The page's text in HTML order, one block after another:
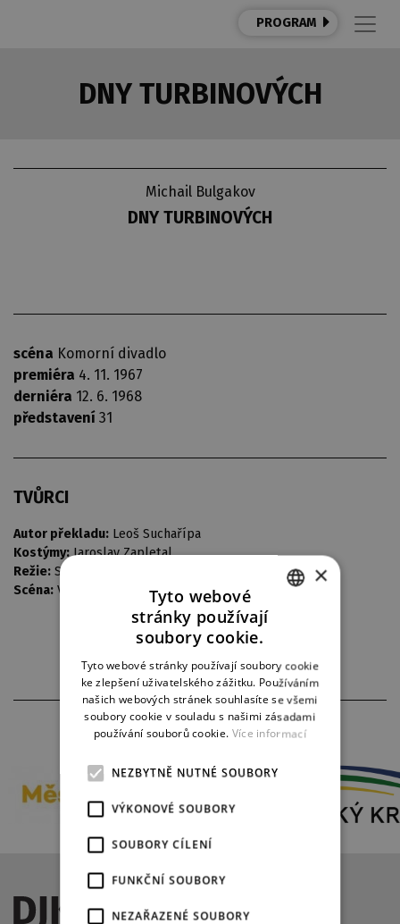
PROGRAM
DNY TURBINOVÝCH
Michail Bulgakov
DNY TURBINOVÝCH
scéna Komorní divadlo
premiéra 4. 11. 1967
derniéra 12. 6. 1968
představení 31
TVŮRCI
Autor překladu: Leoš Suchařípa
Kostýmy: Jaroslav Zapletal
Režie: Svatoslav Papež
Scéna: Vratislav Habr
PARTNEŘI DIVADLA
GERMAN
×
Tyto webové
stránky používají
soubory cookie.
Tyto webové stránky používají soubory cookie
ke zlepšení uživatelského zážitku. Používáním
našich webových stránek souhlasíte se všemi
soubory cookie v souladu s našimi zásadami
používání souborů cookie. Více informací
NEZBYTNĚ NUTNÉ SOUBORY
VÝKONOVÉ SOUBORY
SOUBORY CÍLENÍ
FUNKČNÍ SOUBORY
NEZAŘAZENÉ SOUBORY